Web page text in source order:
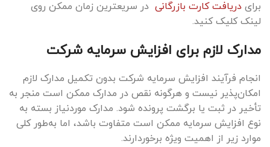
برایدریافت کارت بازرگانی در سریعترین زمان ممکن روی
لینک کلیک کنید.
مدارک لازم برای افزایش سرمایه شرکت
انجام فرآیند افزایش سرمایه شرکت بدون تکمیل مدارک لازم
امکان‌پذیر نیست و هرگونه نقص در مدارک ممکن است منجر به
تأخیر در ثبت یا برگشت پرونده شود. مدارک موردنیاز بسته به
نوع افزایش سرمایه ممکن است متفاوت باشد، اما به‌طور کلی
موارد زیر از اهمیت ویژه برخوردارند.